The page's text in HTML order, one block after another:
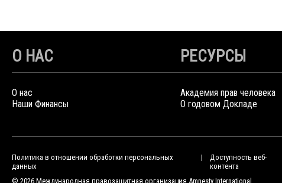
О НАС
О нас
Наши Финансы
РЕСУРСЫ
Академия прав человека
О годовом Докладе
Политика в отношении обработки персональных
данных
Доступность веб-
контента
© 2026 Международная правозащитная организация Amnesty International